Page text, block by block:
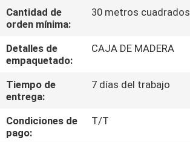
CONTROL
CALIDAD
CONTÁCTENOS
NOTICIAS
Cantidad de
orden mínima:
30 metros cuadrados
Detalles de
empaquetado:
CAJA DE MADERA
Tiempo de
entrega:
7 días del trabajo
Condiciones de
pago:
T/T